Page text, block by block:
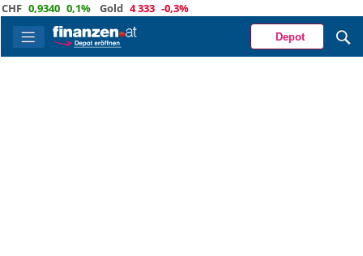
0,9340 0,1% Gold 4 333 -0,3%
Depot